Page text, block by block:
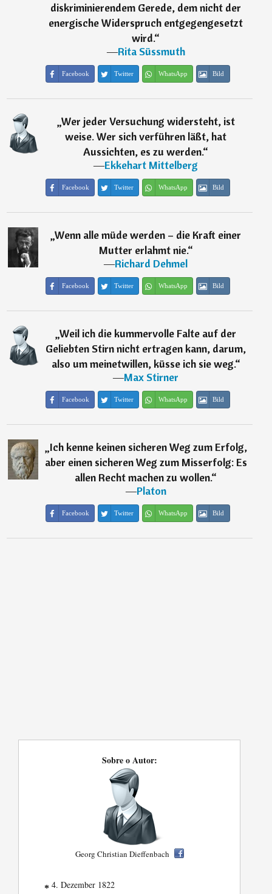
diskriminierendem Gerede, dem nicht der
energische Widerspruch entgegengesetzt
wird.“
―Rita Süssmuth
Facebook Twitter WhatsApp Bild
„Wer jeder Versuchung widersteht, ist
weise. Wer sich verführen läßt, hat
Aussichten, es zu werden.“
―Ekkehart Mittelberg
Facebook Twitter WhatsApp Bild
„Wenn alle müde werden – die Kraft einer
Mutter erlahmt nie.“
―Richard Dehmel
Facebook Twitter WhatsApp Bild
„Weil ich die kummervolle Falte auf der
Geliebten Stirn nicht ertragen kann, darum,
also um meinetwillen, küsse ich sie weg.“
―Max Stirner
Facebook Twitter WhatsApp Bild
„Ich kenne keinen sicheren Weg zum Erfolg,
aber einen sicheren Weg zum Misserfolg: Es
allen Recht machen zu wollen.“
―Platon
Facebook Twitter WhatsApp Bild
Sobre o Autor:
Georg Christian Dieffenbach
* 4. Dezember 1822